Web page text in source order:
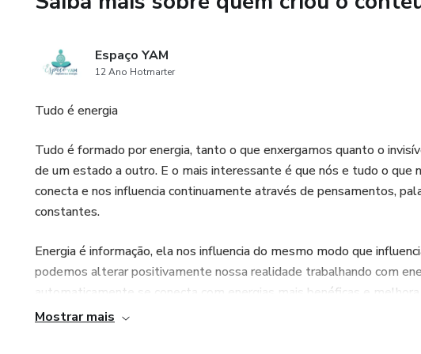
Nossa história financeira nos mantém
Liberdade financeira não é apenas uma
Não é apenas sobre aprender a lidar
você se relaciona com ele. Enquanto
aqui nós olhamos para além dos
Espaço YAM
12 Ano Hotmarter
Tudo é energia
Tudo é formado por energia, tanto o que enxergamos quanto o
de um estado a outro. E o mais interessante é que nós e tudo o que
conecta e nos influencia continuamente através de pensamentos,
constantes.
Energia é informação, ela nos influencia do mesmo modo que
podemos alterar positivamente nossa realidade trabalhando com
automaticamente se conecta com energias mais benéficas e melhora
Mostrar mais